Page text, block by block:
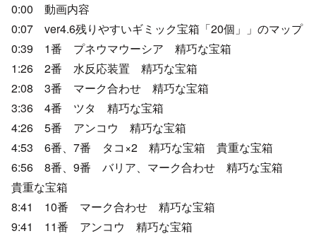
0:00 動画内容
0:07 ver4.6残りやすいギミック宝箱「20個」」のマップ
0:39 1番 プネウマウーシア 精巧な宝箱
1:26 2番 水反応装置 精巧な宝箱
2:08 3番 マーク合わせ 精巧な宝箱
3:36 4番 ツタ 精巧な宝箱
4:26 5番 アンコウ 精巧な宝箱
4:53 6番、7番 タコ×2 精巧な宝箱 貴重な宝箱
6:56 8番、9番 バリア、マーク合わせ 精巧な宝箱
貴重な宝箱
8:41 10番 マーク合わせ 精巧な宝箱
9:41 11番 アンコウ 精巧な宝箱